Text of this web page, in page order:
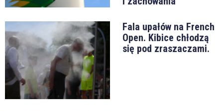
Fala upałów na French
Open. Kibice chłodzą
się pod zraszaczami.